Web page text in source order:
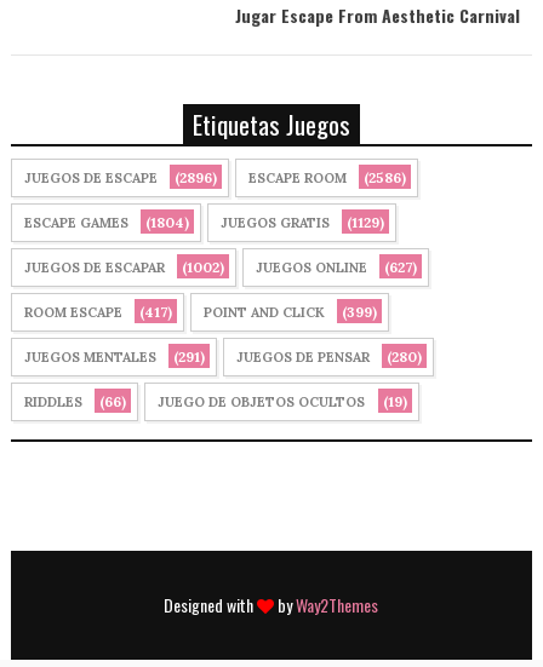
Jugar Escape From Aesthetic Carnival
Etiquetas Juegos
JUEGOS DE ESCAPE (2896) ESCAPE ROOM (2586)
ESCAPE GAMES (1804) JUEGOS GRATIS (1129)
JUEGOS DE ESCAPAR (1002) JUEGOS ONLINE (627)
ROOM ESCAPE (417) POINT AND CLICK (399)
JUEGOS MENTALES (291) JUEGOS DE PENSAR (280)
RIDDLES (66) JUEGO DE OBJETOS OCULTOS (19)
Designed with byWay2Themes